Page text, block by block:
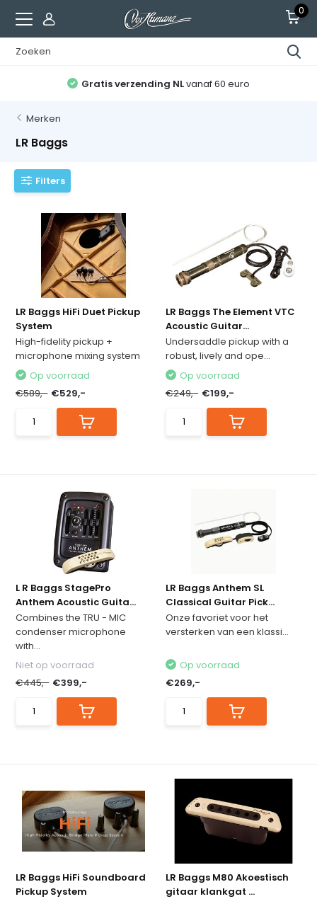
0
Gratis verzending NLvanaf 60 euro
Merken
LR Baggs
Filters
LR Baggs HiFi Duet Pickup
System
High-fidelity pickup +
microphone mixing system
Op voorraad
€589,- €529,-
LR Baggs The Element VTC
Acoustic Guitar...
Undersaddle pickup with a
robust, lively and ope...
Op voorraad
€249,- €199,-
L R Baggs StagePro
Anthem Acoustic Guita...
Combines the TRU - MIC
condenser microphone
with...
Niet op voorraad
€445,- €399,-
LR Baggs Anthem SL
Classical Guitar Pick...
Onze favoriet voor het
versterken van een klassi...
Op voorraad
€269,-
LR Baggs HiFi Soundboard
Pickup System
LR Baggs M80 Akoestisch
gitaar klankgat ...